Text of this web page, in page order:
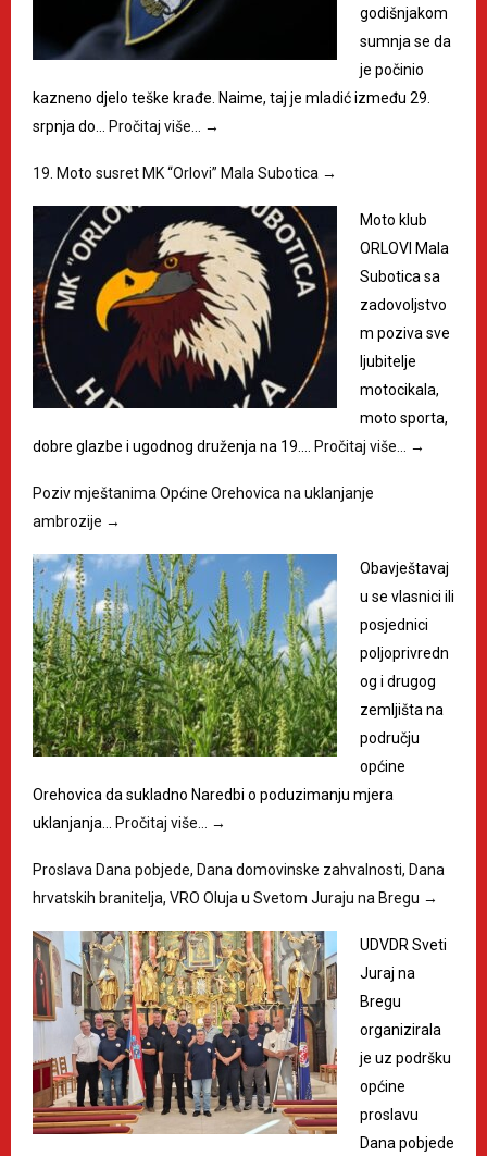
godišnjakom
sumnja se da
je počinio
kazneno djelo teške krađe. Naime, taj je mladić između 29.
srpnja do… Pročitaj više… →
19. Moto susret MK “Orlovi” Mala Subotica →
Moto klub
ORLOVI Mala
Subotica sa
zadovoljstvo
m poziva sve
ljubitelje
motocikala,
moto sporta,
dobre glazbe i ugodnog druženja na 19.… Pročitaj više… →
Poziv mještanima Općine Orehovica na uklanjanje
ambrozije →
Obavještavaj
u se vlasnici ili
posjednici
poljoprivredn
og i drugog
zemljišta na
području
općine
Orehovica da sukladno Naredbi o poduzimanju mjera
uklanjanja… Pročitaj više… →
Proslava Dana pobjede, Dana domovinske zahvalnosti, Dana
hrvatskih branitelja, VRO Oluja u Svetom Juraju na Bregu →
UDVDR Sveti
Juraj na
Bregu
organizirala
je uz podršku
općine
proslavu
Dana pobjede